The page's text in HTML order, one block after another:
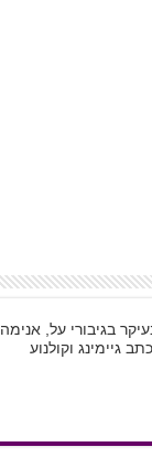
בעיקר בגיבורי על, אנימה,